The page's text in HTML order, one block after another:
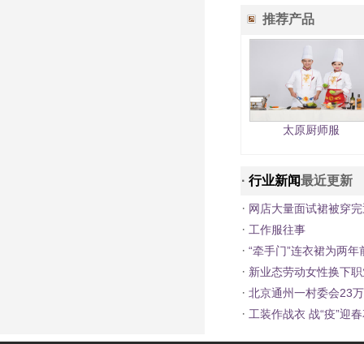
推荐产品
太原厨师服
· 行业新闻最近更新
· 网店大量面试裙被穿
· 工作服往事
· “牵手门”连衣裙为两
· 新业态劳动女性换下
· 北京通州一村委会23
· 工装作战衣 战“疫”迎